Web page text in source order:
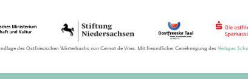
des Ostfriesischen Wörterbuchs von Gernot de Vries. Mit freundlicher Genehmigung desVerlages